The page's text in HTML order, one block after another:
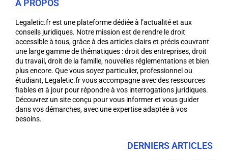
A PROPOS
Legaletic.fr est une plateforme dédiée à l’actualité et aux
conseils juridiques. Notre mission est de rendre le droit
accessible à tous, grâce à des articles clairs et précis couvrant
une large gamme de thématiques : droit des entreprises, droit
du travail, droit de la famille, nouvelles réglementations et bien
plus encore. Que vous soyez particulier, professionnel ou
étudiant, Legaletic.fr vous accompagne avec des ressources
fiables et à jour pour répondre à vos interrogations juridiques.
Découvrez un site conçu pour vous informer et vous guider
dans vos démarches, avec une expertise adaptée à vos
besoins.
DERNIERS ARTICLES